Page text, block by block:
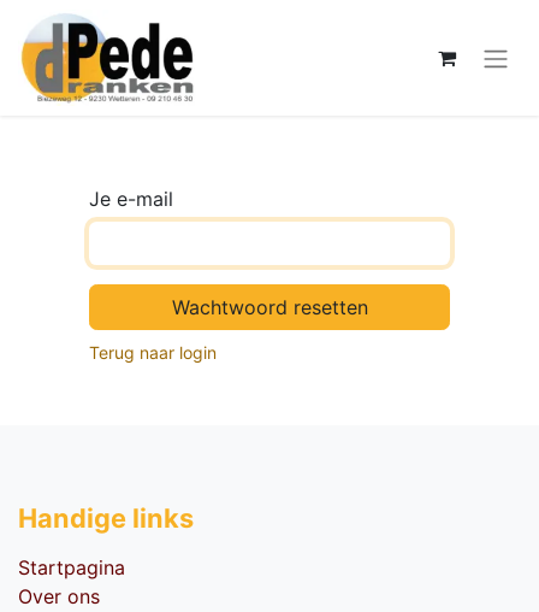
Je e-mail
Wachtwoord resetten
Terug naar login
Handige li​nks
Startpagina
Over ons